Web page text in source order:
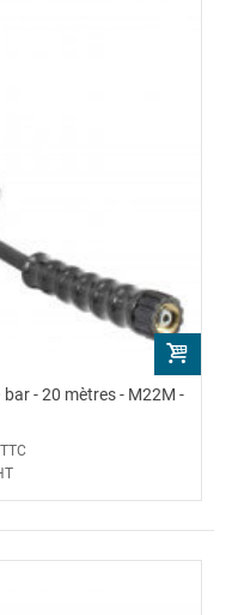
- 20 mètres - M22M -
TTC